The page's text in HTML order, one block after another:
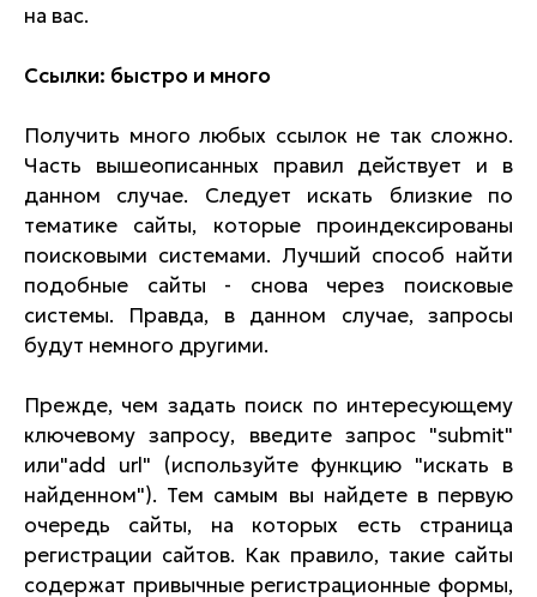
на вас.
Cсылки: быстро и много
Получить много любых ссылок не так сложно.
Часть вышеописанных правил действует и в
данном случае. Следует искать близкие по
тематике сайты, которые проиндексированы
поисковыми системами. Лучший способ найти
подобные сайты - снова через поисковые
системы. Правда, в данном случае, запросы
будут немного другими.
Прежде, чем задать поиск по интересующему
ключевому запросу, введите запрос "submit"
или"add url" (используйте функцию "искать в
найденном"). Тем самым вы найдете в первую
очередь сайты, на которых есть страница
регистрации сайтов. Как правило, такие сайты
содержат привычные регистрационные формы,